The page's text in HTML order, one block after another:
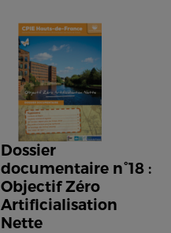
Dossier
documentaire n°18 :
Objectif Zéro
Artificialisation
Nette